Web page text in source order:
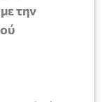
την